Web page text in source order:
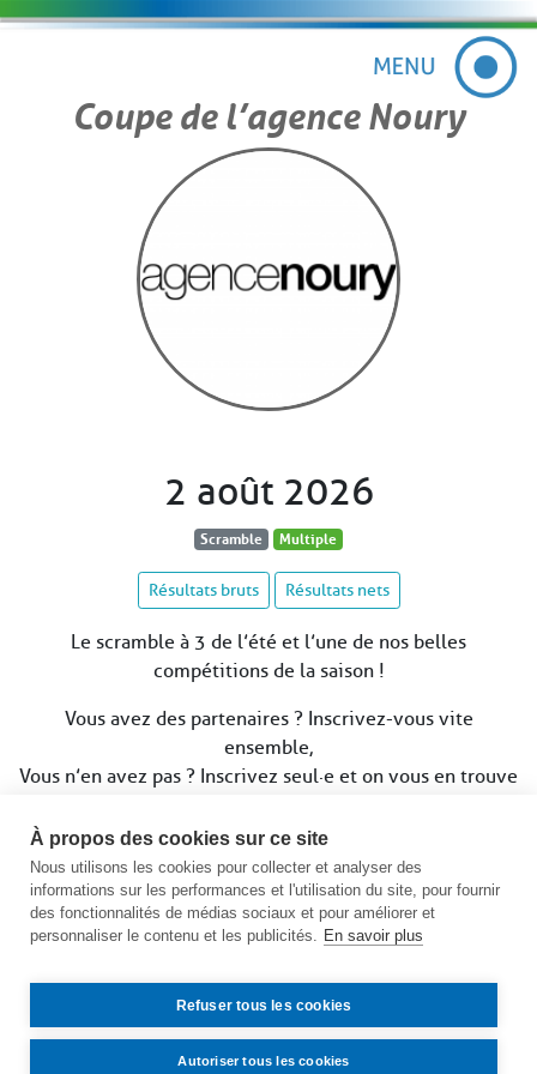
Coupe de l’agence Noury
2 août 2026
Scramble Multiple
Résultats bruts Résultats nets
Le scramble à 3 de l’été et l’une de nos belles
compétitions de la saison !
Vous avez des partenaires ? Inscrivez-vous vite
ensemble,
Vous n’en avez pas ? Inscrivez seul·e et on vous en trouve
⚠️Clôture des inscriptions : vendredi 31 juillet à 19h
Voir le calendrier des compétitions
À propos des cookies sur ce site
Nous utilisons les cookies pour collecter et analyser des
informations sur les performances et l'utilisation du site, pour fournir
des fonctionnalités de médias sociaux et pour améliorer et
personnaliser le contenu et les publicités. En savoir plus
Refuser tous les cookies
Autoriser tous les cookies